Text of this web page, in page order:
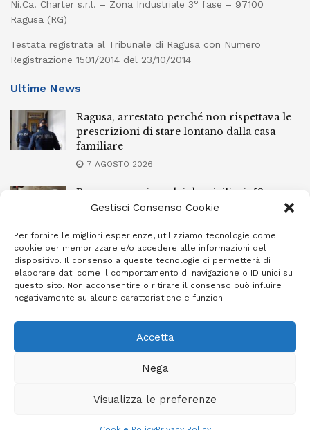
Gestisci Consenso Cookie
Per fornire le migliori esperienze, utilizziamo tecnologie come i
cookie per memorizzare e/o accedere alle informazioni del
dispositivo. Il consenso a queste tecnologie ci permetterà di
elaborare dati come il comportamento di navigazione o ID unici su
questo sito. Non acconsentire o ritirare il consenso può influire
negativamente su alcune caratteristiche e funzioni.
Accetta
Nega
Visualizza le preferenze
Ni.Ca. Charter s.r.l. – Zona Industriale 3° fase – 97100
Ragusa (RG)
Testata registrata al Tribunale di Ragusa con Numero
Registrazione 1501/2014 del 23/10/2014
Ultime News
Ragusa, arrestato perché non rispettava le
prescrizioni di stare lontano dalla casa
familiare
7 AGOSTO 2026
Ragusa, spacciava dai domiciliari: 52enne
finisce in carcere
Incendi a Modica, torna in libertà il
marocchino di 23 anni
7 AGOSTO 2026
Giornale Ibleo © 2023 - Powered byStudio Greco - Consulenza